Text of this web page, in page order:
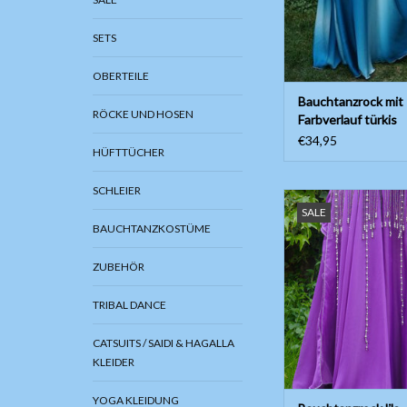
SETS
OBERTEILE
RÖCKE UND HOSEN
HÜFTTÜCHER
SCHLEIER
BAUCHTANZKOSTÜME
ZUBEHÖR
TRIBAL DANCE
CATSUITS / SAIDI & HAGALLA
KLEIDER
YOGA KLEIDUNG
Bauchtanzrock mit
Farbverlauf türkis
€34,95
SALE
Rock mit Bänder,
und zwei Lagen
ZUM WARENKORB